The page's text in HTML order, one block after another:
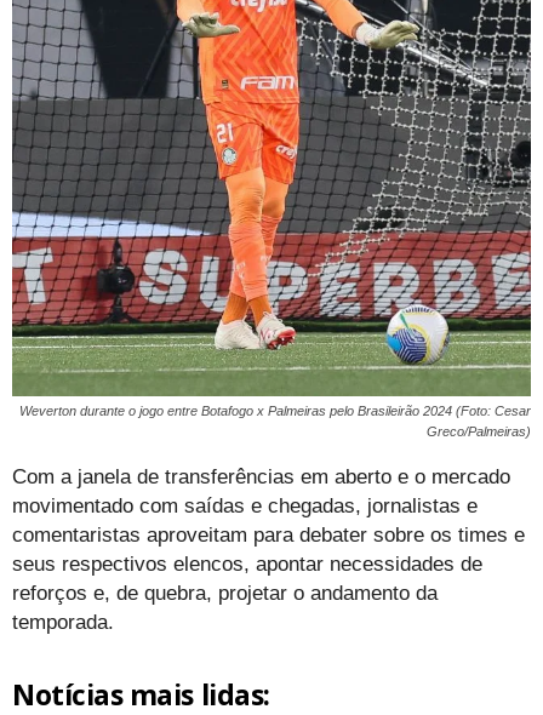
Weverton durante o jogo entre Botafogo x Palmeiras pelo Brasileirão 2024 (Foto: Cesar
Greco/Palmeiras)
Com a janela de transferências em aberto e o mercado
movimentado com saídas e chegadas, jornalistas e
comentaristas aproveitam para debater sobre os times e
seus respectivos elencos, apontar necessidades de
reforços e, de quebra, projetar o andamento da
temporada.
Notícias mais lidas: